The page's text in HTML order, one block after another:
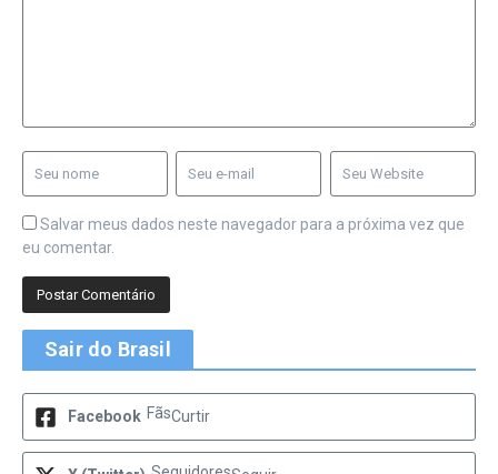
Salvar meus dados neste navegador para a próxima vez que
eu comentar.
Sair do Brasil
Facebook FãsCurtir